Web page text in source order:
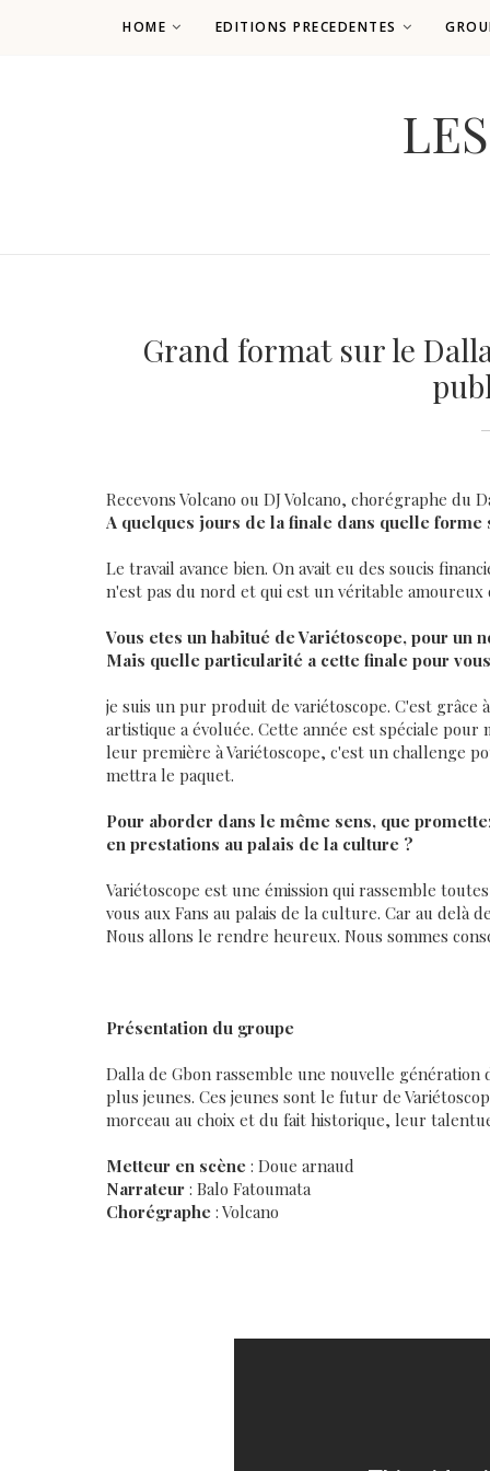
HOME EDITIONS PRECEDENTES
Grand format sur le
Recevons Volcano ou DJ Volcano, chorégraphe du
A quelques jours de la finale dans quelle forme
Le travail avance bien. On avait eu des soucis
n'est pas du nord et qui est un véritable amoureux
Vous etes un habitué de Variétoscope, pour un
Mais quelle particularité a cette finale pour
je suis un pur produit de variétoscope. C'est grâce
artistique a évoluée. Cette année est spéciale
leur première à Variétoscope, c'est un challenge
mettra le paquet.
Pour aborder dans le même sens, que
en prestations au palais de la culture ?
Variétoscope est une émission qui rassemble
vous aux Fans au palais de la culture. Car au delà
Nous allons le rendre heureux. Nous sommes
Présentation du groupe
Dalla de Gbon rassemble une nouvelle génération
plus jeunes. Ces jeunes sont le futur de
morceau au choix et du fait historique, leur
Metteur en scène : Doue arnaud
Narrateur : Balo Fatoumata
Chorégraphe : Volcano